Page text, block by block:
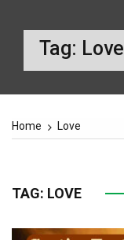
Tag: Love
Home Love
TAG: LOVE